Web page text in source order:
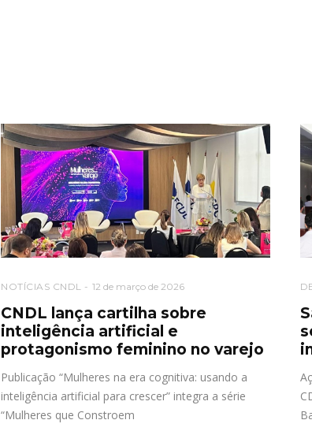
NOTÍCIAS CNDL 12 de março de 2026
CNDL lança cartilha sobre
inteligência artificial e
protagonismo feminino no varejo
Publicação “Mulheres na era cognitiva: usando a
inteligência artificial para crescer” integra a série
“Mulheres que Constroem